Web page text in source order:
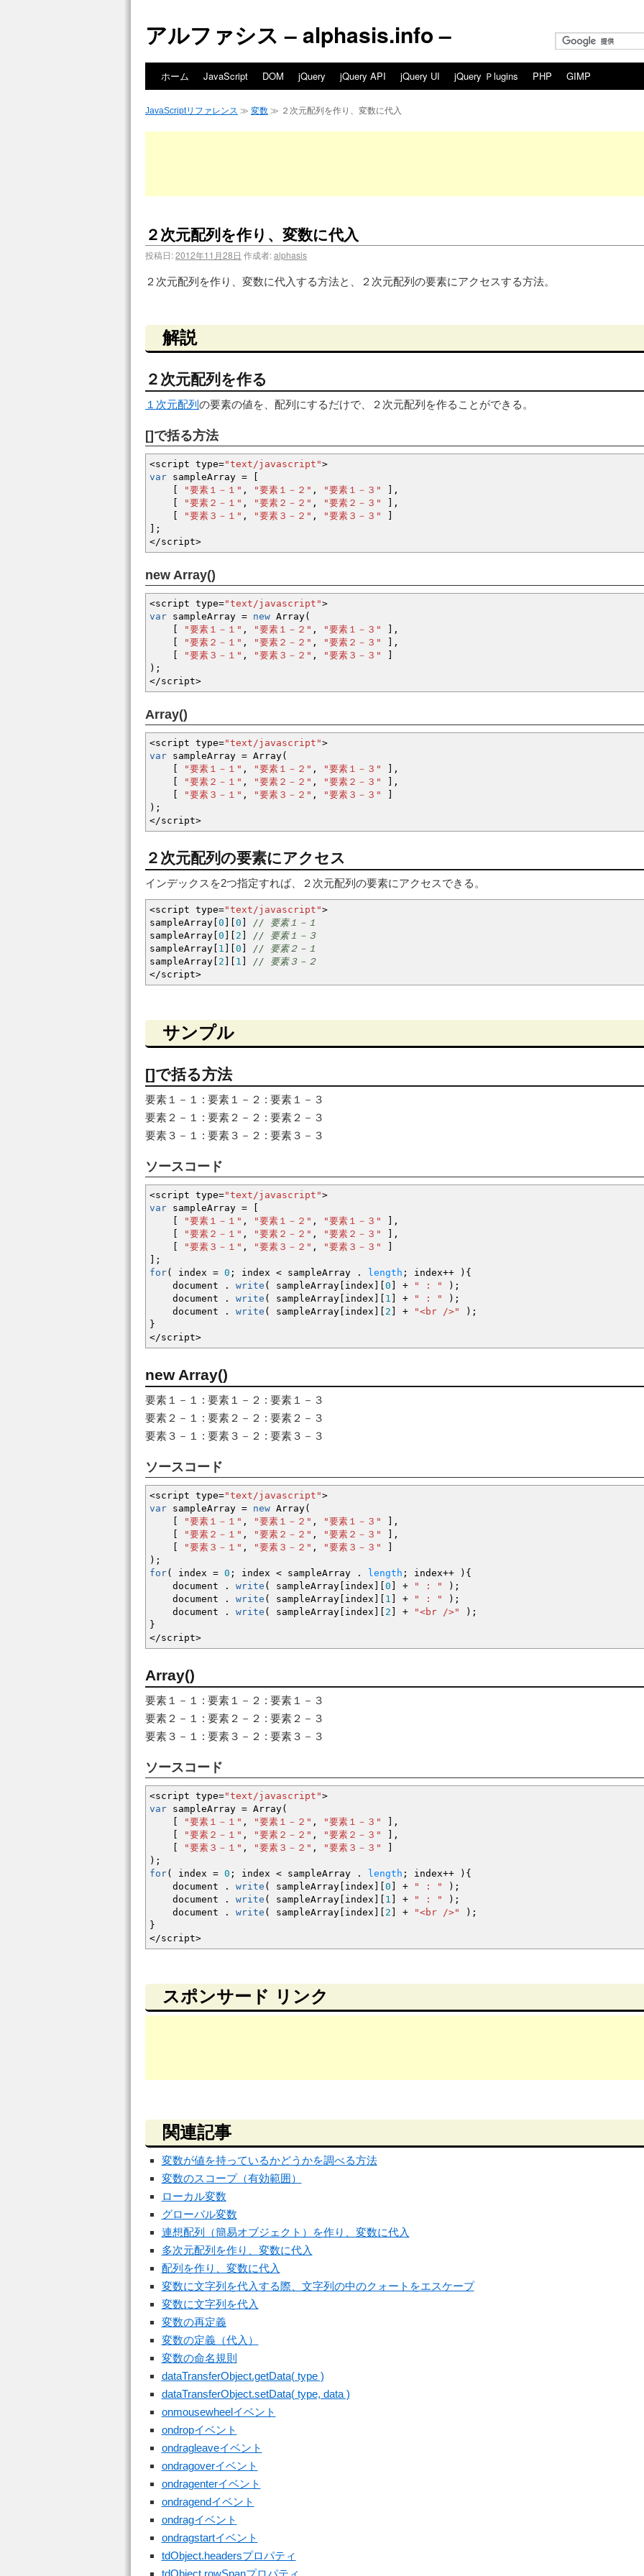
アルファシス – alphasis.info –
ホーム JavaScript DOM jQuery jQuery API jQuery UI jQuery Ｐlugins PHP GIMP
JavaScriptリファレンス ≫ 変数 ≫ ２次元配列を作り、変数に代入
２次元配列を作り、変数に代入
投稿日:2012年11月28日 作成者:alphasis
２次元配列を作り、変数に代入する方法と、２次元配列の要素にアクセスする方法。
解説
２次元配列を作る
１次元配列 の要素の値を、配列にするだけで、２次元配列を作ることができる。
[]で括る方法
<script type="text/javascript">
var sampleArray =
"要素１－１" , "要素１－２" , "要素１－３"
,
"要素２－１" , "要素２－２" , "要素２－３"
,
"要素３－１" , "要素３－２" , "要素３－３"
;
</script>
new Array()
<script type="text/javascript">
var sampleArray = new Array(
"要素１－１" , "要素１－２" , "要素１－３"
,
"要素２－１" , "要素２－２" , "要素２－３"
,
"要素３－１" , "要素３－２" , "要素３－３"
) ;
</script>
Array()
<script type="text/javascript">
var sampleArray = Array(
"要素１－１" , "要素１－２" , "要素１－３"
,
"要素２－１" , "要素２－２" , "要素２－３"
,
"要素３－１" , "要素３－２" , "要素３－３"
) ;
</script>
２次元配列の要素にアクセス
インデックスを2つ指定すれば、２次元配列の要素にアクセスできる。
<script type="text/javascript">
sampleArray 0 0
// 要素１－１
sampleArray 0 2
// 要素１－３
sampleArray 1 0
// 要素２－１
sampleArray 2 1
// 要素３－２
</script>
サンプル
[]で括る方法
要素１－１ : 要素１－２ : 要素１－３
要素２－１ : 要素２－２ : 要素２－３
要素３－１ : 要素３－２ : 要素３－３
ソースコード
<script type="text/javascript">
var sampleArray =
"要素１－１" , "要素１－２" , "要素１－３"
,
"要素２－１" , "要素２－２" , "要素２－３"
,
"要素３－１" , "要素３－２" , "要素３－３"
;
for( index = 0 ; index < sampleArray . length ; index++ ) {
document . write ( sampleArray index 0 + " : " ) ;
document . write ( sampleArray index 1 + " : " ) ;
document . write ( sampleArray index 2 + "<br />" ) ;
}
</script>
new Array()
要素１－１ : 要素１－２ : 要素１－３
要素２－１ : 要素２－２ : 要素２－３
要素３－１ : 要素３－２ : 要素３－３
ソースコード
<script type="text/javascript">
var sampleArray = new Array(
"要素１－１" , "要素１－２" , "要素１－３"
,
"要素２－１" , "要素２－２" , "要素２－３"
,
"要素３－１" , "要素３－２" , "要素３－３"
) ;
for( index = 0 ; index < sampleArray . length ; index++ ) {
document . write ( sampleArray index 0 + " : " ) ;
document . write ( sampleArray index 1 + " : " ) ;
document . write ( sampleArray index 2 + "<br />" ) ;
}
</script>
Array()
要素１－１ : 要素１－２ : 要素１－３
要素２－１ : 要素２－２ : 要素２－３
要素３－１ : 要素３－２ : 要素３－３
ソースコード
<script type="text/javascript">
var sampleArray = Array(
"要素１－１" , "要素１－２" , "要素１－３"
,
"要素２－１" , "要素２－２" , "要素２－３"
,
"要素３－１" , "要素３－２" , "要素３－３"
) ;
for( index = 0 ; index < sampleArray . length ; index++ ) {
document . write ( sampleArray index 0 + " : " ) ;
document . write ( sampleArray index 1 + " : " ) ;
document . write ( sampleArray index 2 + "<br />" ) ;
}
</script>
スポンサード リンク
関連記事
変数が値を持っているかどうかを調べる方法
変数のスコープ（有効範囲）
ローカル変数
グローバル変数
連想配列（簡易オブジェクト）を作り、変数に代入
多次元配列を作り、変数に代入
配列を作り、変数に代入
変数に文字列を代入する際、文字列の中のクォートをエスケープ
変数に文字列を代入
変数の再定義
変数の定義（代入）
変数の命名規則
dataTransferObject.getData( type )
dataTransferObject.setData( type, data )
onmousewheelイベント
ondropイベント
ondragleaveイベント
ondragoverイベント
ondragenterイベント
ondragendイベント
ondragイベント
ondragstartイベント
tdObject.headersプロパティ
tdObject.rowSpanプロパティ